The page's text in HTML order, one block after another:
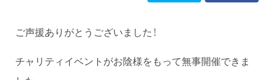
ご声援ありがとうございました！
チャリティイベントがお陰様をもって無事開催できま